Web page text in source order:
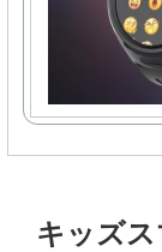
キッズ